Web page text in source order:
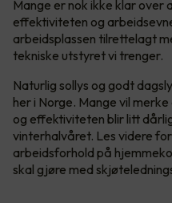
Mange er nok ikke klar over
effektiviteten og
arbeidsplassen tilrettelagt
tekniske utstyret vi trenger.
Naturlig sollys og godt
her i Norge. Mange vil
og effektiviteten blir litt
vinterhalvåret. Les videre
arbeidsforhold på
skal gjøre med